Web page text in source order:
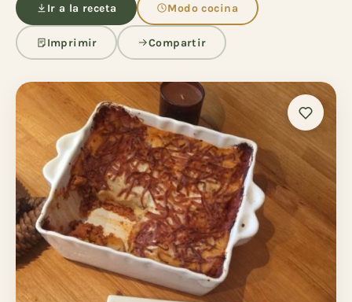
Ir a la receta Modo cocina
Imprimir Compartir